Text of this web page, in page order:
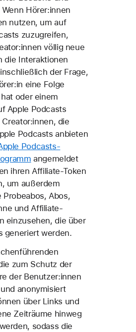
Hörer:innen
nutzen, um auf
zuzugreifen,
völlig neue
die Interaktionen
der Frage,
eine Folge
oder einem
Apple Podcasts
die
Podcasts anbieten
Podcasts-
angemeldet
ihren Affiliate-Token
um außerdem
Probeabos, Abos,
und Affiliate-
einzusehen, die über
generiert werden.
zum Schutz der
der Benutzer:innen
anonymisiert
über Links und
Zeiträume hinweg
sodass die